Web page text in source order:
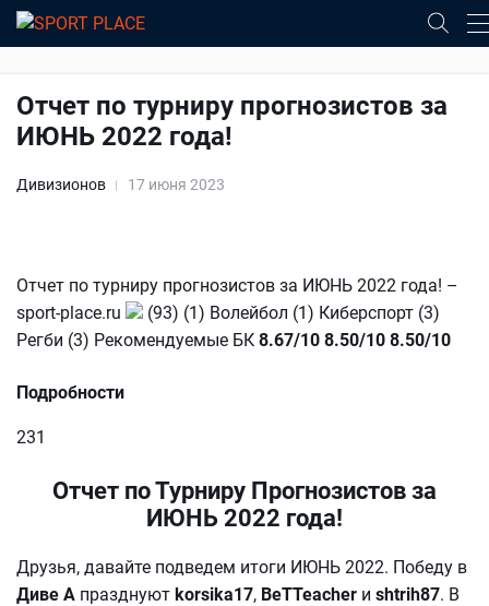
Отчет по турниру прогнозистов за
ИЮНЬ 2022 года!
Дивизионов 17 июня 2023
Отчет по турниру прогнозистов за ИЮНЬ 2022 года! –
sport-place.ru
(93) (1) Волейбол (1) Киберспорт (3)
Регби (3) Рекомендуемые БК 8.67/10 8.50/10 8.50/10
Подробности
231
Отчет по Турниру Прогнозистов за
ИЮНЬ 2022 года!
Друзья, давайте подведем итоги ИЮНЬ 2022. Победу в
Диве А празднуют korsika17, BeTTeacher и shtrih87. В